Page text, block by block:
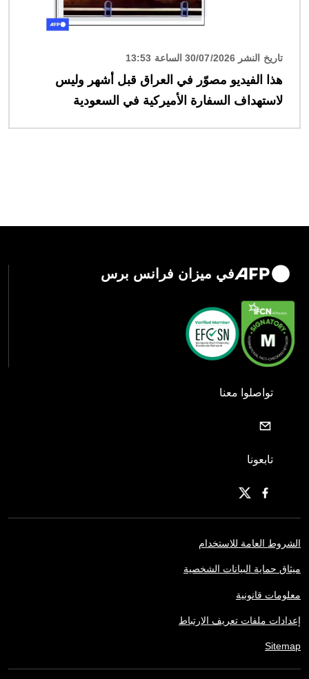
تاريخ النشر 30/07/2026 الساعة 13:53
هذا الفيديو مصوّر في العراق قبل أشهر وليس
لاستهداف السفارة الأميركية في السعودية
في ميزان فرانس برس
تواصلوا معنا
تابعونا
الشروط العامة للاستخدام
ميثاق حماية البيانات الشخصية
معلومات قانونية
إعدادات ملفات تعريف الارتباط
Sitemap